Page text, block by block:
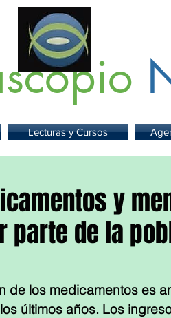
Lecturas y Cursos
y
parte de la
de los medicamentos es
últimos años. Los